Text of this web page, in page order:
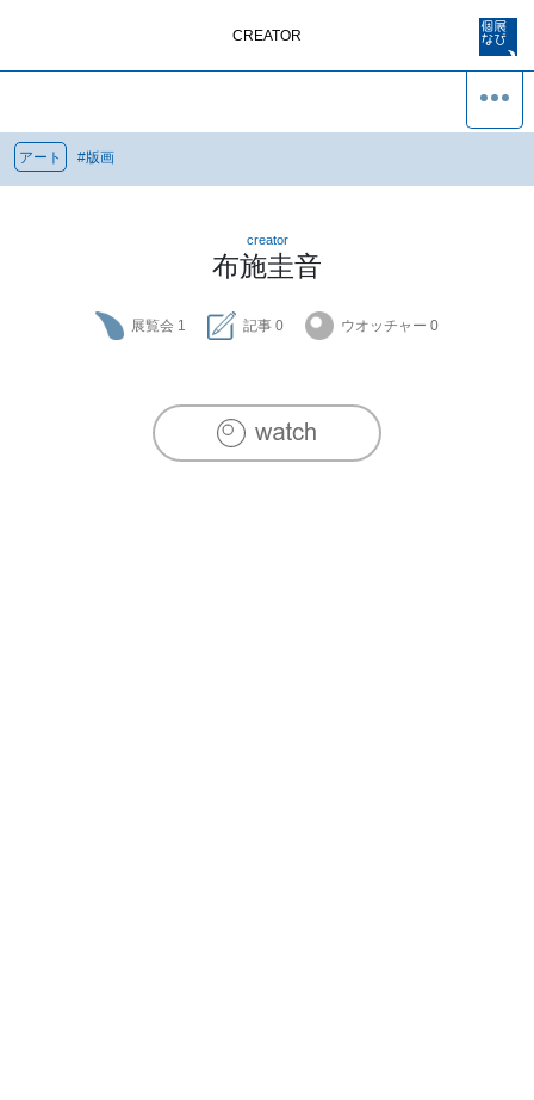
CREATOR
アート #版画
creator
布施圭音
展覧会 1 記事 0 ウオッチャー 0